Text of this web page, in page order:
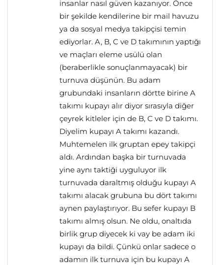
insanlar nasıl güven kazanıyor. Önce
bir şekilde kendilerine bir mail havuzu
ya da sosyal medya takipçisi temin
ediyorlar. A, B, C ve D takımının yaptığı
ve maçları eleme usülü olan
(beraberlikle sonuçlanmayacak) bir
turnuva düşünün. Bu adam
grubundaki insanların dörtte birine A
takımı kupayı alır diyor sırasıyla diğer
çeyrek kitleler için de B, C ve D takımı.
Diyelim kupayı A takımı kazandı.
Muhtemelen ilk gruptan epey takipçi
aldı. Ardından başka bir turnuvada
yine aynı taktiği uyguluyor ilk
turnuvada daraltmış olduğu kupayı A
takımı alacak grubuna bu dört takımı
aynen paylaştırıyor. Bu sefer kupayı B
takımı almış olsun. Ne oldu, onaltıda
birlik grup diyecek ki vay be adam iki
kupayı da bildi. Çünkü onlar sadece o
adamın ilk turnuva için bu kupayı A